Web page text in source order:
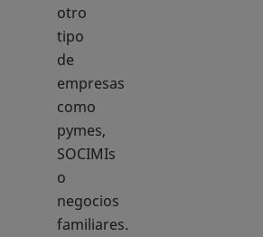
otro
tipo
de
empresas
como
pymes,
SOCIMIs
o
negocios
familiares.